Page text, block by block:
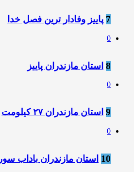
7 پاییز وفادار ترین فصل خدا
0
8 استان مازندران پاییز
0
9 استان مازندران ۲۷ کیلومت
0
10 استان مازندران باداب سور